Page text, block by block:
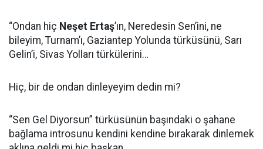
“Ondan hiç Neşet Ertaş’ın, Neredesin Sen’ini, ne
bileyim, Turnam’ı, Gaziantep Yolunda türküsünü, Sarı
Gelin’i, Sivas Yolları türkülerini…
Hiç, bir de ondan dinleyeyim dedin mi?
“Sen Gel Diyorsun” türküsünün başındaki o şahane
bağlama introsunu kendini kendine bırakarak dinlemek